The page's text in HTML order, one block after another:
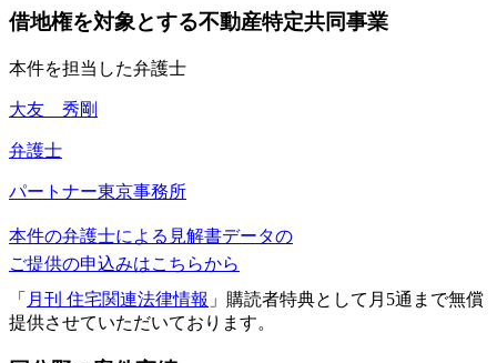
借地権を対象とする不動産特定共同事業
本件を担当した弁護士
大友 秀剛
弁護士
パートナー東京事務所
本件の弁護士による見解書データの
ご提供の申込みはこちらから
「 月刊 住宅関連法律情報 」購読者特典として月5通まで無償
提供させていただいております。